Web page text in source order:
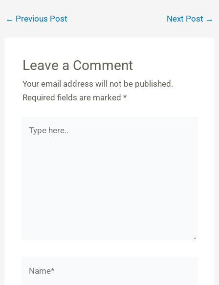
← Previous Post Next Post →
Leave a Comment
Your email address will not be published.
Required fields are marked *
here..